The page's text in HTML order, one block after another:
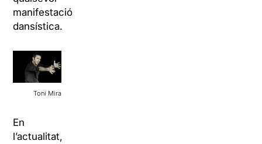
manifestació
dansística.
Toni Mira
En
l’actualitat,